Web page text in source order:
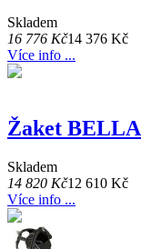
Skladem
16 776 Kč14 376 Kč
Více info ...
Žaket
Skladem
14 820 Kč12 610 Kč
Více info ...